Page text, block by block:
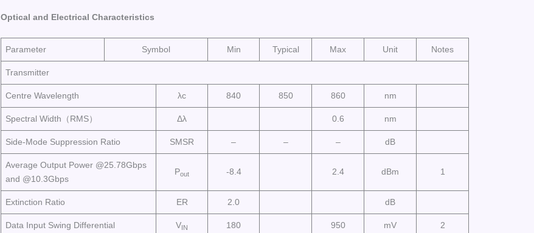
Optical and Electrical Characteristics
Parameter Symbol Min Typical Max Unit Notes
Transmitter
Centre Wavelength λc 840 850 860 nm
Spectral Width（RMS） Δλ 0.6 nm
Side-Mode Suppression Ratio SMSR – – – dB
Average Output Power @25.78Gbps
and @10.3Gbps
Pout -8.4 2.4 dBm 1
Extinction Ratio ER 2.0 dB
Data Input Swing Differential VIN 180 950 mV 2